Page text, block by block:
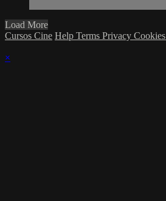
Load More
Cursos Cine Help Terms Privacy Cookies
×